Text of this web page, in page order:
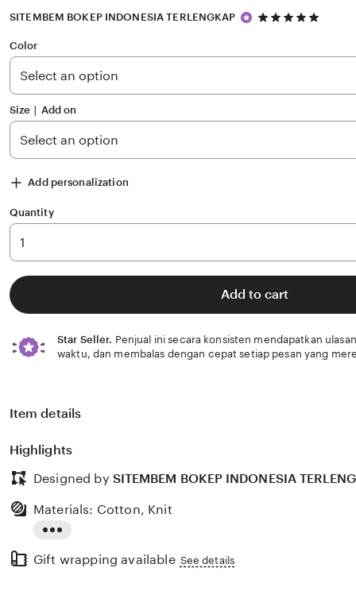
SITEMBEM BOKEP INDONESIA TERLENGKAP
5
5
Color
Size ∣ Add on
Add personalization
Quantity
Add to cart
Star Seller. Penjual ini secara konsisten mendapatkan
waktu, dan membalas dengan cepat setiap pesan yang
Item details
Highlights
Designed by SITEMBEM BOKEP INDONESIA
the
Materials: Cotton, Knit
Gift wrapping available See details